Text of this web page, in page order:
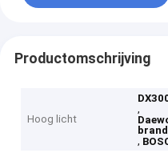
Productomschrijving
Hoog licht
,
,